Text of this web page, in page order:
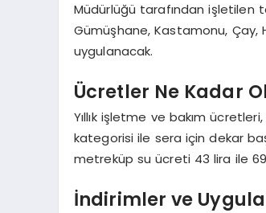
Müdürlüğü tarafından işletilen
Gümüşhane, Kastamonu, Çay,
uygulanacak.
Ücretler Ne Kadar
Yıllık işletme ve bakım
kategorisi ile sera için dekar
metreküp su ücreti 43 lira ile
İndirimler ve